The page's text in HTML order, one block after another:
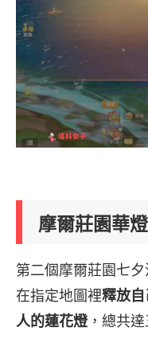
摩爾莊園華
第二個摩爾莊園七夕
在指定地圖裡釋放
人的蓮花燈，總共達